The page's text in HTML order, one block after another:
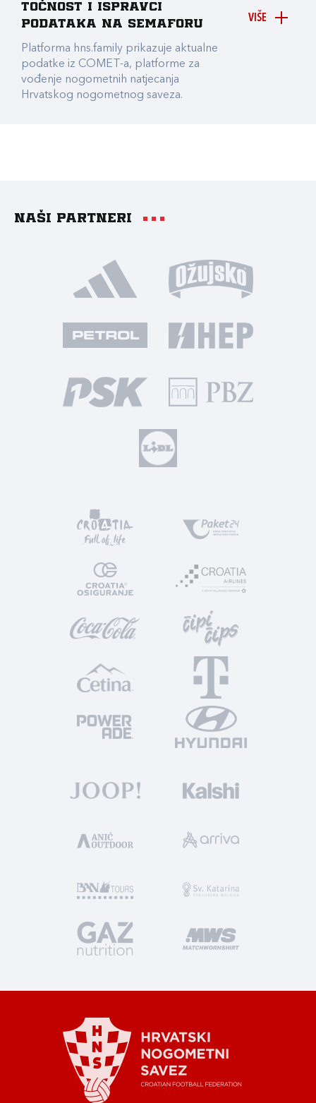
VIŠE
točnost i ispravci
podataka na Semaforu
Platforma hns.family prikazuje aktualne
podatke iz COMET-a, platforme za
vođenje nogometnih natjecanja
Hrvatskog nogometnog saveza.
Naši partneri